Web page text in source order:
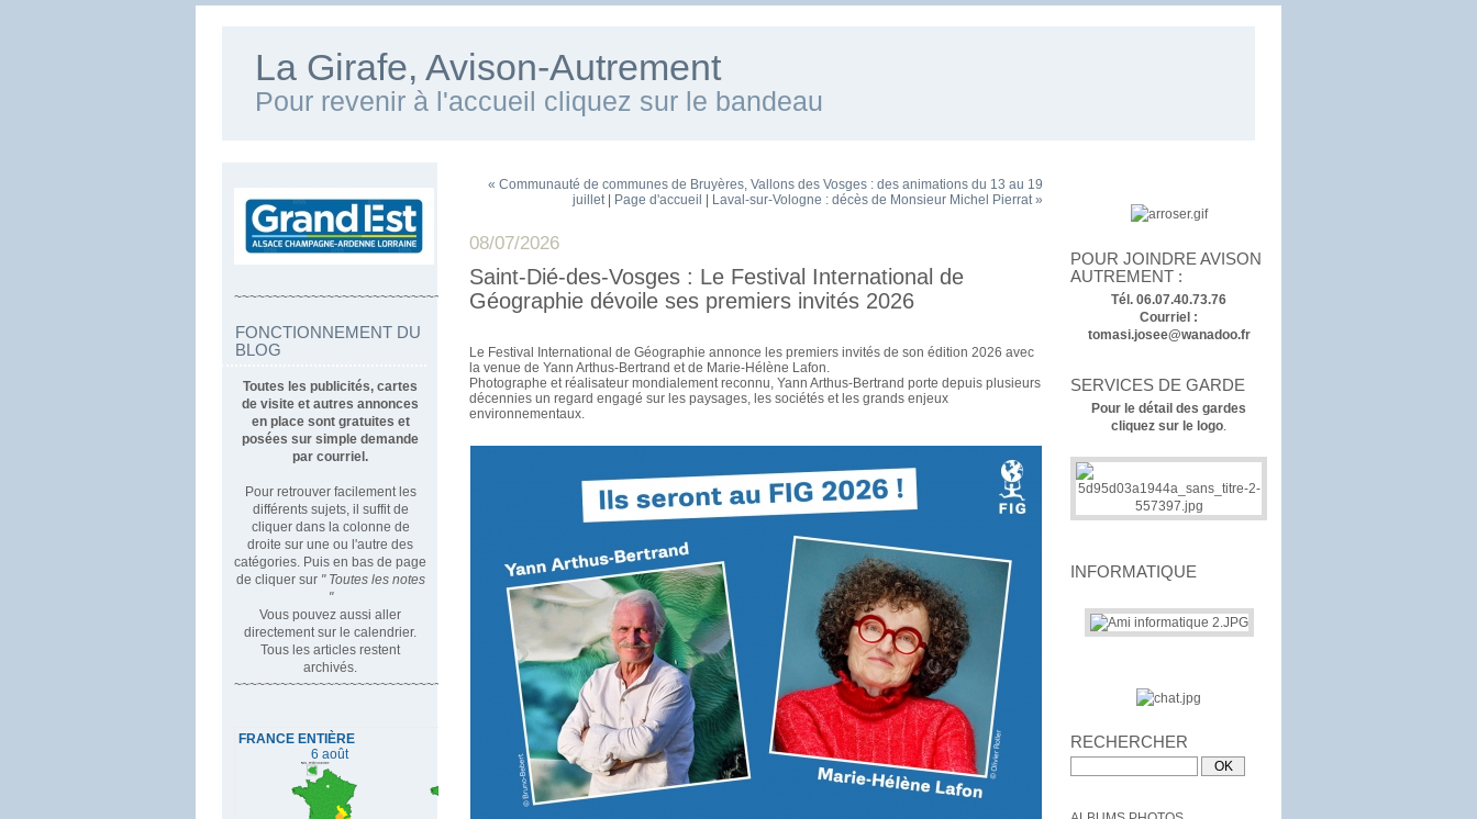
La Girafe, Avison-Autrement
Pour revenir à l'accueil cliquez sur le bandeau
~~~~~~~~~~~~~~~~~~~~~~~~~~~~~~~~~~
FONCTIONNEMENT DU
BLOG
Toutes les publicités, cartes
de visite et autres annonces
en place sont gratuites et
posées sur simple demande
par courriel.
Pour retrouver facilement les
différents sujets, il suffit de
cliquer dans la colonne de
droite sur une ou l'autre des
catégories. Puis en bas de page
de cliquer sur " Toutes les notes
"
Vous pouvez aussi aller
directement sur le calendrier.
Tous les articles restent
archivés.
~~~~~~~~~~~~~~~~~~~~~~~~~~~~~~~~~
POUR JOINDRE AVISON
AUTREMENT :
Tél. 06.07.40.73.76
Courriel :
tomasi.josee@wanadoo.fr
SERVICES DE GARDE
Pour le détail des gardes
cliquez sur le logo
INFORMATIQUE
RECHERCHER
« Communauté de communes de Bruyères, Vallons des Vosges : des animations du 13 au 19
juillet| Page d'accueil Laval-sur-Vologne : décès de Monsieur Michel Pierrat »
08/07/2026
Saint-Dié-des-Vosges : Le Festival International de
Géographie dévoile ses premiers invités 2026
Le Festival International de Géographie annonce les premiers invités de son édition 2026 avec
la venue de Yann Arthus-Bertrand et de Marie-Hélène Lafon.
Photographe et réalisateur mondialement reconnu, Yann Arthus-Bertrand porte depuis plusieurs
décennies un regard engagé sur les paysages, les sociétés et les grands enjeux
environnementaux.